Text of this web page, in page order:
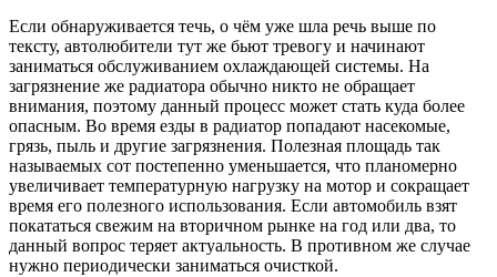
Если обнаруживается течь, о чём уже шла речь выше по
тексту, автолюбители тут же бьют тревогу и начинают
заниматься обслуживанием охлаждающей системы. На
загрязнение же радиатора обычно никто не обращает
внимания, поэтому данный процесс может стать куда более
опасным. Во время езды в радиатор попадают насекомые,
грязь, пыль и другие загрязнения. Полезная площадь так
называемых сот постепенно уменьшается, что планомерно
увеличивает температурную нагрузку на мотор и сокращает
время его полезного использования. Если автомобиль взят
покататься свежим на вторичном рынке на год или два, то
данный вопрос теряет актуальность. В противном же случае
нужно периодически заниматься очисткой.